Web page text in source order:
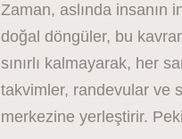
Zaman, aslında insanın
doğal döngüler, bu
sınırlı kalmayarak, her
takvimler, randevular ve
merkezine yerleştirir.